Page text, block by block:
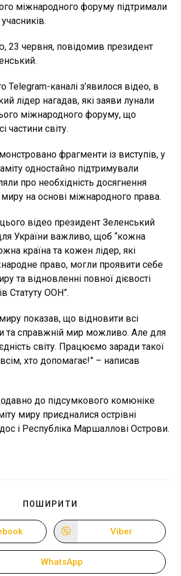
міжнародного форуму підтримали
23 червня, повідомив президент
Telegram-каналі з’явилося відео, в
лідер нагадав, які заяви лунали
міжнародного форуму, що
частини світу.
фрагменти із виступів, у
одностайно підтримували
про необхідність досягнення
на основі міжнародного права.
відео президент Зеленський
України важливо, щоб “кожна
країна та кожен лідер, які
право, могли проявити себе
та відновленні повної дієвості
Статуту ООН”.
показав, що відновити всі
та справжній мир можливо. Але для
світу. Працюємо заради такої
хто допомагає!” – написав
до підсумкового комюніке
миру приєдналися острівні
і Республіка Маршаллові Острови.
ПОШИРИТИ
ВМІСТОМ
Відкрити
в
новому
Viber
Відкрити
в
WhatsApp